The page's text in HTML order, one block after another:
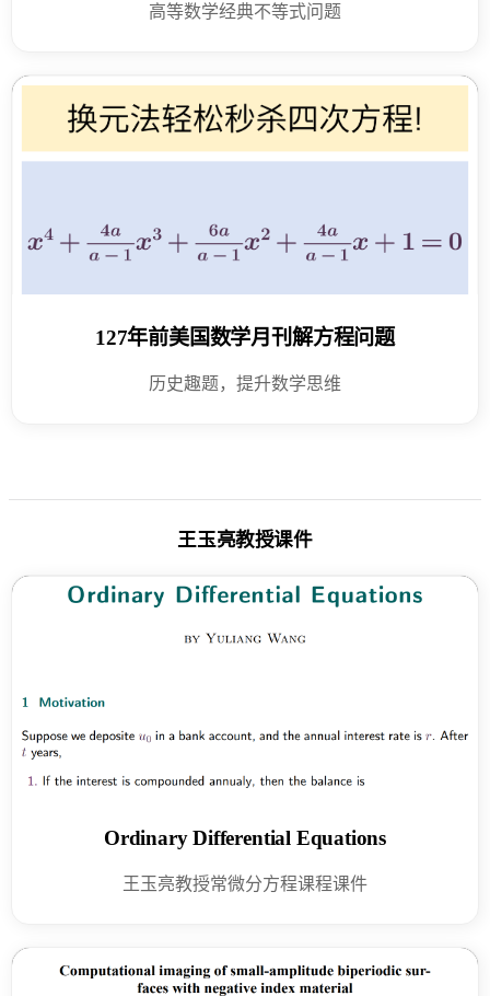
高等数学经典不等式问题
127年前美国数学月刊解方程问题
历史趣题，提升数学思维
王玉亮教授课件
Ordinary Differential Equations
王玉亮教授常微分方程课程课件